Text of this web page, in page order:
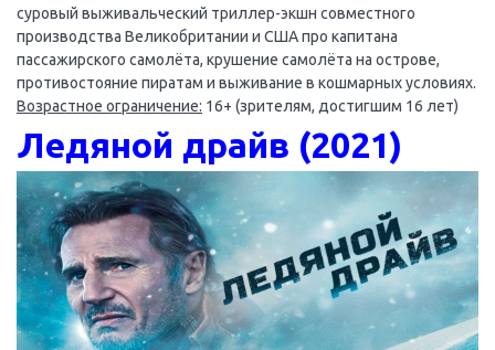
суровый выживальческий триллер-экшн совместного
производства Великобритании и США про капитана
пассажирского самолёта, крушение самолёта на острове,
противостояние пиратам и выживание в кошмарных условиях.
Возрастное ограничение: 16+ (зрителям, достигшим 16 лет)
Ледяной драйв (2021)